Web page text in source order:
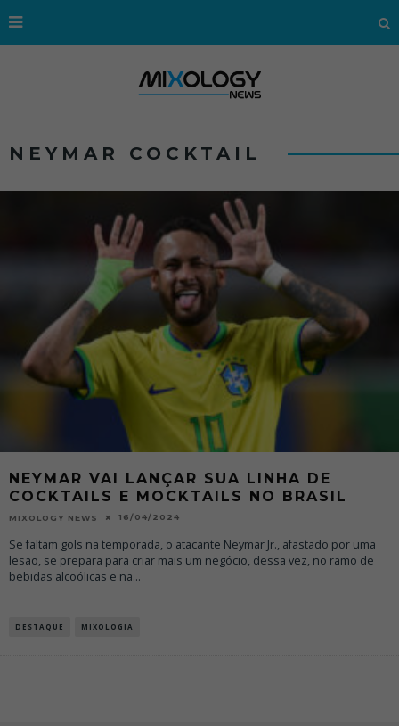
NEYMAR COCKTAIL
NEYMAR VAI LANÇAR SUA LINHA DE
COCKTAILS E MOCKTAILS NO BRASIL
MIXOLOGY NEWS 16/04/2024
Se faltam gols na temporada, o atacante Neymar Jr., afastado por uma
lesão, se prepara para criar mais um negócio, dessa vez, no ramo de
bebidas alcoólicas e nã...
DESTAQUE MIXOLOGIA